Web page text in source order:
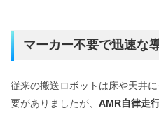
マーカー不要で迅速な
従来の搬送ロボットは床や天井
要がありましたが、 AMR自律走